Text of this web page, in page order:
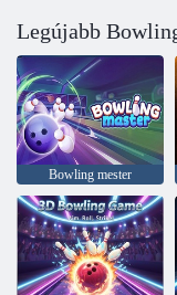
Legújabb
Bowling mester